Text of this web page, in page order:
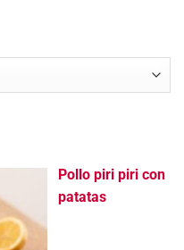
Pollo piri piri con
patatas